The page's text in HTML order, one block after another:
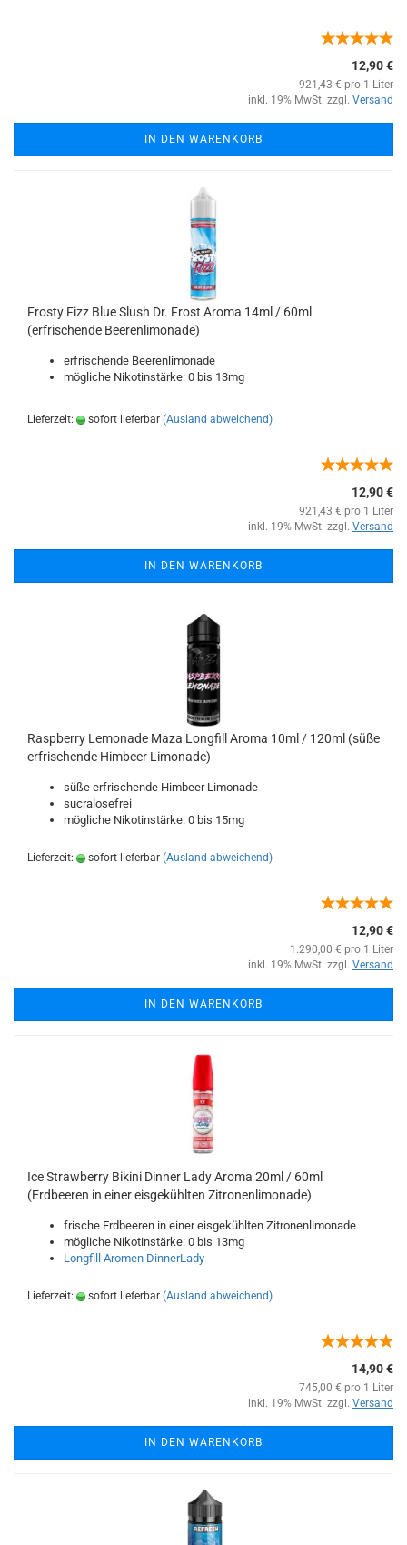
12,90 €
921,43 € pro 1 Liter
inkl. 19% MwSt. zzgl. Versand
IN DEN WARENKORB
Frosty Fizz Blue Slush Dr. Frost Aroma 14ml / 60ml
(erfrischende Beerenlimonade)
erfrischende Beerenlimonade
mögliche Nikotinstärke: 0 bis 13mg
Lieferzeit: sofort lieferbar (Ausland abweichend)
12,90 €
921,43 € pro 1 Liter
inkl. 19% MwSt. zzgl. Versand
IN DEN WARENKORB
Raspberry Lemonade Maza Longfill Aroma 10ml / 120ml (süße
erfrischende Himbeer Limonade)
süße erfrischende Himbeer Limonade
sucralosefrei
mögliche Nikotinstärke: 0 bis 15mg
Lieferzeit: sofort lieferbar (Ausland abweichend)
12,90 €
1.290,00 € pro 1 Liter
inkl. 19% MwSt. zzgl. Versand
IN DEN WARENKORB
Ice Strawberry Bikini Dinner Lady Aroma 20ml / 60ml
(Erdbeeren in einer eisgekühlten Zitronenlimonade)
frische Erdbeeren in einer eisgekühlten Zitronenlimonade
mögliche Nikotinstärke: 0 bis 13mg
Longfill Aromen DinnerLady
Lieferzeit: sofort lieferbar (Ausland abweichend)
14,90 €
745,00 € pro 1 Liter
inkl. 19% MwSt. zzgl. Versand
IN DEN WARENKORB